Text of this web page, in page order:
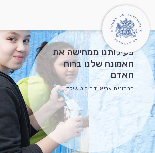
מי אנחנו
איך אנחנו פועלים
מה חדש
פעילותנו ממחישה את
האמונה שלנו ברוח
האדם
הברונית אריאן דה רוטשילד